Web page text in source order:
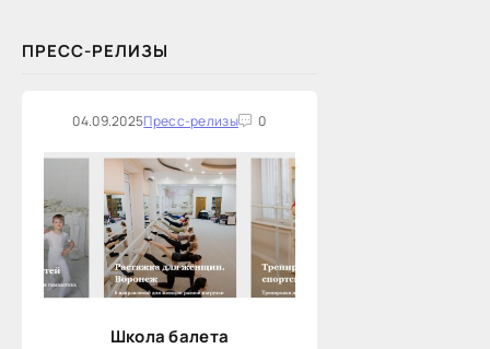
ПРЕСС-РЕЛИЗЫ
04.09.2025Пресс-релизы 0
Школа балета